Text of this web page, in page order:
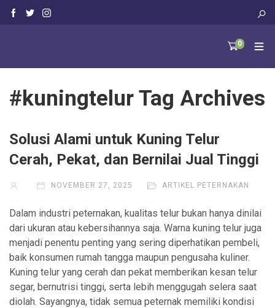
0
#kuningtelur Tag Archives
Solusi Alami untuk Kuning Telur
Cerah, Pekat, dan Bernilai Jual Tinggi
NOVEMBER 27, 2025 ARTIKEL PETERNAKAN
Dalam industri peternakan, kualitas telur bukan hanya dinilai
dari ukuran atau kebersihannya saja. Warna kuning telur juga
menjadi penentu penting yang sering diperhatikan pembeli,
baik konsumen rumah tangga maupun pengusaha kuliner.
Kuning telur yang cerah dan pekat memberikan kesan telur
segar, bernutrisi tinggi, serta lebih menggugah selera saat
diolah. Sayangnya, tidak semua peternak memiliki kondisi